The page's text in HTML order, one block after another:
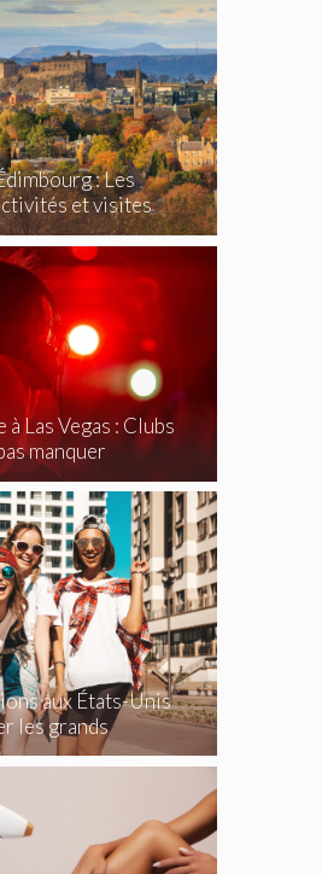
: Les
et visites
Las Vegas : Clubs
manquer
aux États-Unis
les grands